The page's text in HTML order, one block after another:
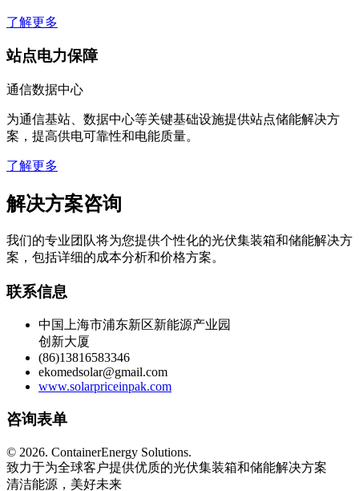
了解更多
站点电力保障
通信数据中心
为通信基站、数据中心等关键基础设施提供站点储能解决方
案，提高供电可靠性和电能质量。
了解更多
解决方案咨询
我们的专业团队将为您提供个性化的光伏集装箱和储能解决方
案，包括详细的成本分析和价格方案。
联系信息
中国上海市浦东新区新能源产业园
创新大厦
(86)13816583346
ekomedsolar@gmail.com
www.solarpriceinpak.com
咨询表单
© 2026. ContainerEnergy Solutions.
致力于为全球客户提供优质的光伏集装箱和储能解决方案
清洁能源，美好未来